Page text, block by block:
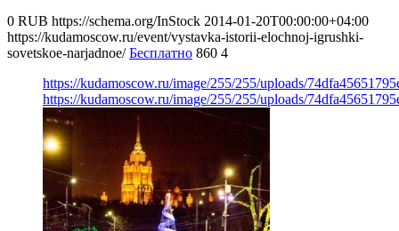
0 RUB https://schema.org/InStock 2014-01-20T00:00:00+04:00
https://kudamoscow.ru/event/vystavka-istorii-elochnoj-igrushki-
sovetskoe-narjadnoe/ Бесплатно 860 4
https://kudamoscow.ru/image/255/255/uploads/
https://kudamoscow.ru/image/255/255/uploads/